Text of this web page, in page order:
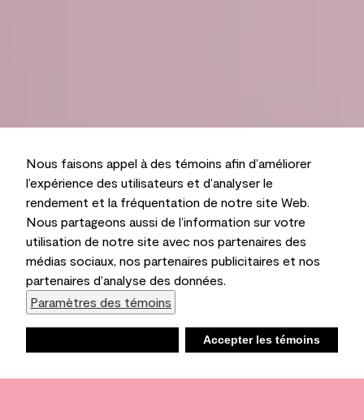
Nous faisons appel à des témoins afin d’améliorer
l’expérience des utilisateurs et d’analyser le
rendement et la fréquentation de notre site Web.
Nous partageons aussi de l’information sur votre
utilisation de notre site avec nos partenaires des
médias sociaux, nos partenaires publicitaires et nos
partenaires d’analyse des données.
Paramètres des témoins
Accepter les témoins
Liste d’achats